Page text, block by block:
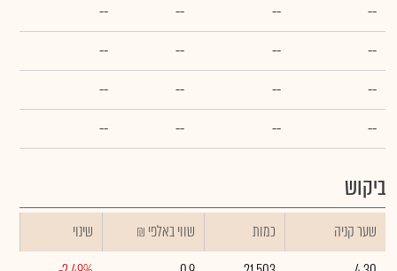
--
--
--
--
--
--
--
--
--
--
--
--
--
--
--
--
ביקוש
שער קניה כמות ₪ שווי באלפי
שינוי